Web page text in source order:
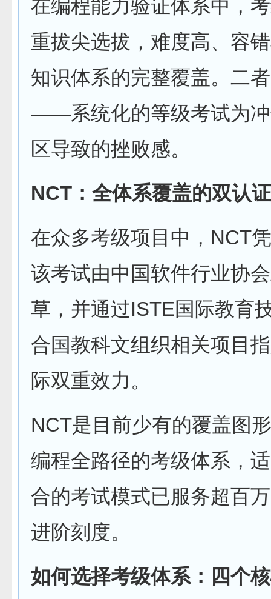
在编程能力验证体系中，
重拔尖选拔，难度高、容
知识体系的完整覆盖。二
——系统化的等级考试为冲
区导致的挫败感。
NCT：全体系覆盖的双认
在众多考级项目中，NCT
该考试由中国软件行业协
草，并通过ISTE国际教育
合国教科文组织相关项目
际双重效力。
NCT是目前少有的覆盖图
编程全路径的考级体系，
合的考试模式已服务超百
进阶刻度。
如何选择考级体系：四个